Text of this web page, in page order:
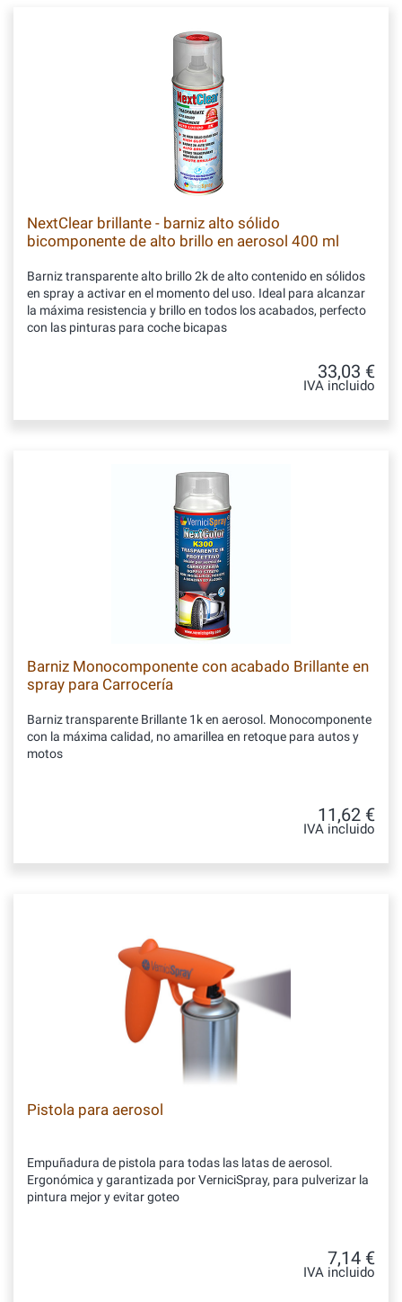
NextClear brillante - barniz alto sólido
bicomponente de alto brillo en aerosol 400 ml
Barniz transparente alto brillo 2k de alto contenido en sólidos
en spray a activar en el momento del uso. Ideal para alcanzar
la máxima resistencia y brillo en todos los acabados, perfecto
con las pinturas para coche bicapas
33,03 €
IVA incluido
Barniz Monocomponente con acabado Brillante en
spray para Carrocería
Barniz transparente Brillante 1k en aerosol. Monocomponente
con la máxima calidad, no amarillea en retoque para autos y
motos
11,62 €
IVA incluido
Pistola para aerosol
Empuñadura de pistola para todas las latas de aerosol.
Ergonómica y garantizada por VerniciSpray, para pulverizar la
pintura mejor y evitar goteo
7,14 €
IVA incluido